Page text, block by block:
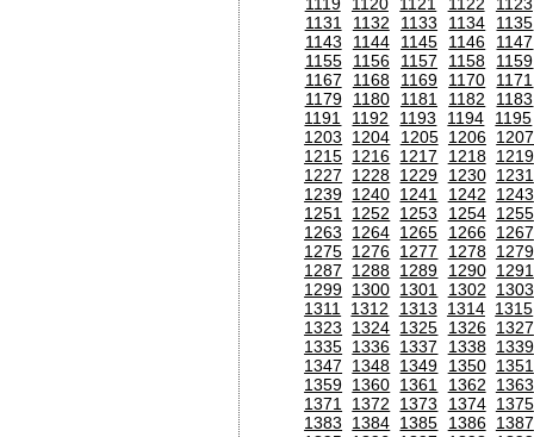
1131
1132 1133 1134
1135
1143
1144 1145 1146
1147
1155
1156 1157 1158
1159
1167
1168 1169 1170
1171
1179
1180 1181 1182
1183
1191
1192 1193 1194
1195
1203
1204 1205 1206 1207
1215 1216 1217 1218 1219
1227
1228 1229 1230 1231
1239 1240 1241 1242
1243
1251
1252 1253 1254 1255
1263
1264 1265 1266 1267
1275 1276 1277 1278 1279
1287
1288 1289 1290 1291
1299 1300 1301 1302
1303
1311
1312 1313 1314 1315
1323
1324 1325 1326 1327
1335 1336 1337 1338 1339
1347
1348 1349 1350 1351
1359 1360 1361 1362
1363
1371
1372 1373 1374 1375
1383
1384 1385 1386 1387